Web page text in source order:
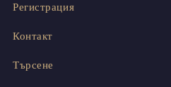
Регистрация
Контакт
Търсене